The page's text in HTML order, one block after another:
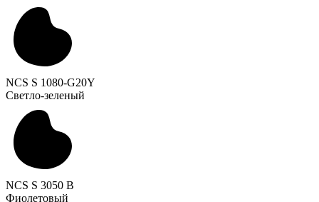
NCS S 1080-G20Y
Светло-зеленый
NCS S 3050 B
Фиолетовый